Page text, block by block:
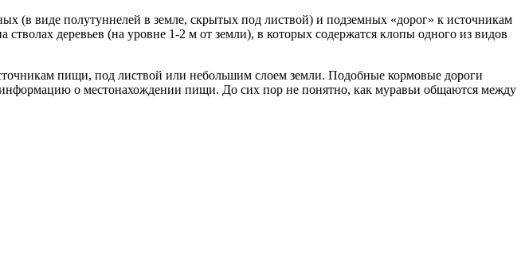
(в виде полутуннелей в земле, скрытых под листвой) и подземных «дорог» к источникам
деревьев (на уровне 1-2 м от земли), в которых содержатся клопы одного из видов
пищи, под листвой или небольшим слоем земли. Подобные кормовые дороги
о местонахождении пищи. До сих пор не понятно, как муравьи общаются между